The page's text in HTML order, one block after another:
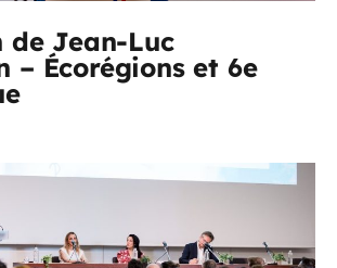
de Jean-Luc
– Écorégions et 6e